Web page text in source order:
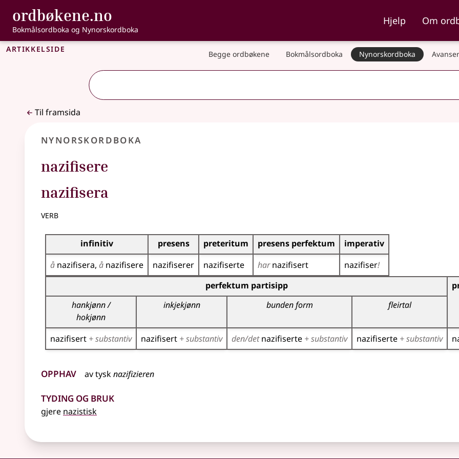
Gå til hovudinnhald
Tilgjenge
ordbøkene.no , Bokmålsordboka og Nynorskordboka
Bokmålsordboka og Nynorskordboka
Hjelp Om
Artikkelside Begge ordbøkene Bokmålsordboka Nynorskordboka
Til framsida
Nynorskordboka
nazifisere
nazifisera
verb
Bøyningstabell for dette verbet
infinitiv presens preteritum presens perfektum
imperativ
å nazifisera å nazifisere nazifiserer nazifiserte harnazifisert nazifiser!
Bøyningstabell for dette verbet (partisippformer)perfektum partisipp
hankjønn /
hokjønn
inkjekjønn bunden form fleirtal
nazifisert + substantiv nazifisert + substantiv den/detnazifiserte + substantiv nazifiserte + substantiv
Opphav avtysknazifizieren
Tyding og bruk
gjere nazistisk